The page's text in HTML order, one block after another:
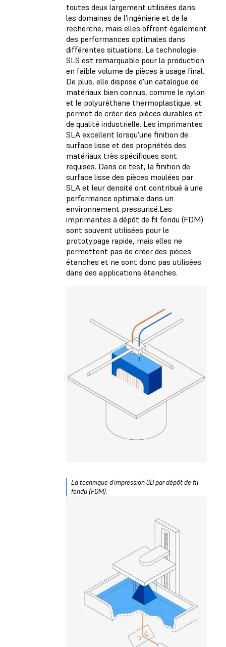
toutes deux largement utilisées dans
les domaines de l'ingénierie et de la
recherche, mais elles offrent également
des performances optimales dans
différentes situations. La technologie
SLS est remarquable pour la production
en faible volume de pièces à usage final.
De plus, elle dispose d'un catalogue de
matériaux bien connus, comme le nylon
et le polyuréthane thermoplastique, et
permet de créer des pièces durables et
de qualité industrielle. Les imprimantes
SLA excellent lorsqu'une finition de
surface lisse et des propriétés des
matériaux très spécifiques sont
requises. Dans ce test, la finition de
surface lisse des pièces moulées par
SLA et leur densité ont contribué à une
performance optimale dans un
environnement pressurisé.Les
imprimantes à dépôt de fil fondu (FDM)
sont souvent utilisées pour le
prototypage rapide, mais elles ne
permettent pas de créer des pièces
étanches et ne sont donc pas utilisées
dans des applications étanches.
La technique d'impression 3D par dépôt de fil
fondu (FDM).